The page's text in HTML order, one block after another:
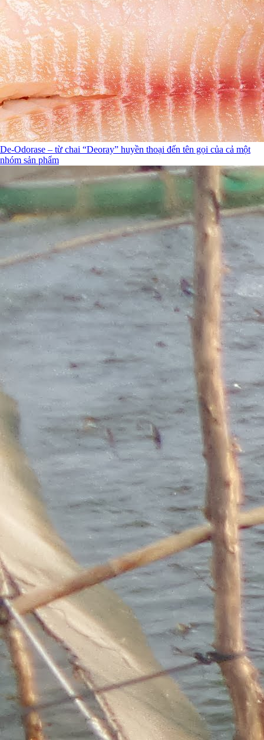
De-Odorase – từ chai “Deoray” huyền thoại đến tên gọi của cả một
nhóm sản phẩm